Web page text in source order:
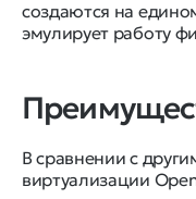
создаются на
эмулирует работу
В сравнении с
виртуализации